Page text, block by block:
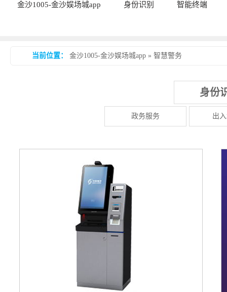
金沙1005-金沙娱场城app 身份识别 智能终端
当前位置： 金沙1005-金沙娱场城app » 智慧警务
身份
政务服务 出